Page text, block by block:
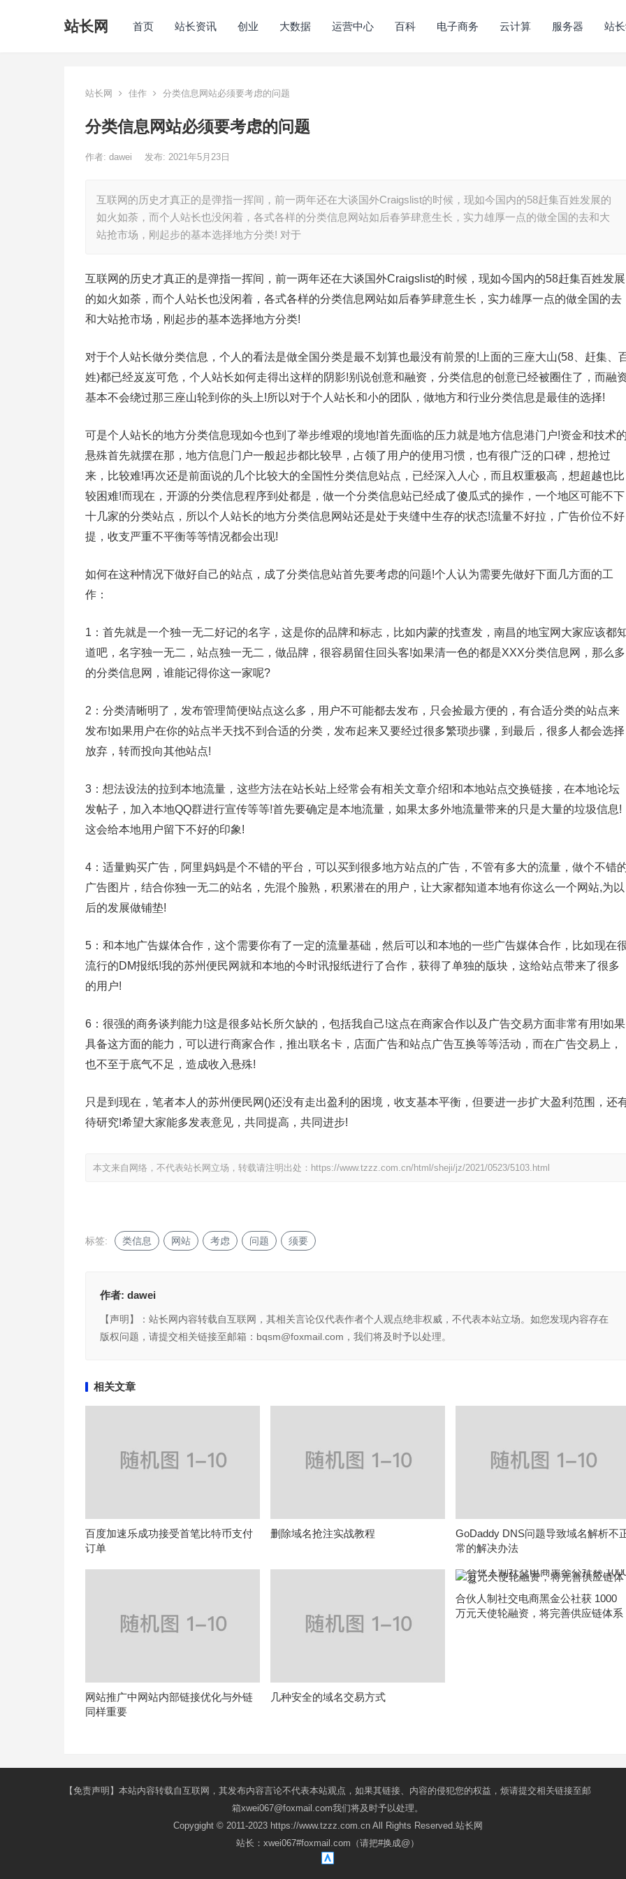
站长网 首页 站长资讯 创业 大数据 运营中心 百科 电子商务 云计算 服务器 站
站长网 佳作 分类信息网站必须要考虑的问题
分类信息网站必须要考虑的问题
作者: dawei 发布: 2021年5月23日
互联网的历史才真正的是弹指一挥间，前一两年还在大谈国外Craigslist的时候，现如今国内的58赶集百姓发展的
如火如荼，而个人站长也没闲着，各式各样的分类信息网站如后春笋肆意生长，实力雄厚一点的做全国的去和大
站抢市场，刚起步的基本选择地方分类! 对于
互联网的历史才真正的是弹指一挥间，前一两年还在大谈国外Craigslist的时候，现如今国内的58赶集百姓发展
的如火如荼，而个人站长也没闲着，各式各样的分类信息网站如后春笋肆意生长，实力雄厚一点的做全国的去
和大站抢市场，刚起步的基本选择地方分类!
对于个人站长做分类信息，个人的看法是做全国分类是最不划算也最没有前景的!上面的三座大山(58、赶集、
姓)都已经岌岌可危，个人站长如何走得出这样的阴影!别说创意和融资，分类信息的创意已经被圈住了，而融
基本不会绕过那三座山轮到你的头上!所以对于个人站长和小的团队，做地方和行业分类信息是最佳的选择!
可是个人站长的地方分类信息现如今也到了举步维艰的境地!首先面临的压力就是地方信息港门户!资金和技术
悬殊首先就摆在那，地方信息门户一般起步都比较早，占领了用户的使用习惯，也有很广泛的口碑，想抢过
来，比较难!再次还是前面说的几个比较大的全国性分类信息站点，已经深入人心，而且权重极高，想超越也比
较困难!而现在，开源的分类信息程序到处都是，做一个分类信息站已经成了傻瓜式的操作，一个地区可能不下
十几家的分类站点，所以个人站长的地方分类信息网站还是处于夹缝中生存的状态!流量不好拉，广告价位不好
提，收支严重不平衡等等情况都会出现!
如何在这种情况下做好自己的站点，成了分类信息站首先要考虑的问题!个人认为需要先做好下面几方面的工
作：
1：首先就是一个独一无二好记的名字，这是你的品牌和标志，比如内蒙的找查发，南昌的地宝网大家应该都
道吧，名字独一无二，站点独一无二，做品牌，很容易留住回头客!如果清一色的都是XXX分类信息网，那么多
的分类信息网，谁能记得你这一家呢?
2：分类清晰明了，发布管理简便!站点这么多，用户不可能都去发布，只会捡最方便的，有合适分类的站点来
发布!如果用户在你的站点半天找不到合适的分类，发布起来又要经过很多繁琐步骤，到最后，很多人都会选择
放弃，转而投向其他站点!
3：想法设法的拉到本地流量，这些方法在站长站上经常会有相关文章介绍!和本地站点交换链接，在本地论坛
发帖子，加入本地QQ群进行宣传等等!首先要确定是本地流量，如果太多外地流量带来的只是大量的垃圾信息!
这会给本地用户留下不好的印象!
4：适量购买广告，阿里妈妈是个不错的平台，可以买到很多地方站点的广告，不管有多大的流量，做个不错
广告图片，结合你独一无二的站名，先混个脸熟，积累潜在的用户，让大家都知道本地有你这么一个网站,为以
后的发展做铺垫!
5：和本地广告媒体合作，这个需要你有了一定的流量基础，然后可以和本地的一些广告媒体合作，比如现在
流行的DM报纸!我的苏州便民网就和本地的今时讯报纸进行了合作，获得了单独的版块，这给站点带来了很多
的用户!
6：很强的商务谈判能力!这是很多站长所欠缺的，包括我自己!这点在商家合作以及广告交易方面非常有用!如果
具备这方面的能力，可以进行商家合作，推出联名卡，店面广告和站点广告互换等等活动，而在广告交易上，
也不至于底气不足，造成收入悬殊!
只是到现在，笔者本人的苏州便民网()还没有走出盈利的困境，收支基本平衡，但要进一步扩大盈利范围，还
待研究!希望大家能多发表意见，共同提高，共同进步!
本文来自网络，不代表站长网立场，转载请注明出处： https://www.tzzz.com.cn/html/sheji/jz/2021/0523/5103.html
标签: 类信息 网站 考虑 问题 须要
作者: dawei
【声明】：站长网内容转载自互联网，其相关言论仅代表作者个人观点绝非权威，不代表本站立场。如您发现内容存在
版权问题，请提交相关链接至邮箱：bqsm@foxmail.com，我们将及时予以处理。
相关文章
百度加速乐成功接受首笔比特币支付
订单
删除域名抢注实战教程
GoDaddy DNS问题导致域名解析不
常的解决办法
网站推广中网站内部链接优化与外链
同样重要
几种安全的域名交易方式
合伙人制社交电商黑金公社获 1000
万元天使轮融资，将完善供应链体系
【免责声明】本站内容转载自互联网，其发布内容言论不代表本站观点，如果其链接、内容的侵犯您的权益，烦请提交相关链接至邮
箱xwei067@foxmail.com我们将及时予以处理。
Copygight © 2011-2023 https://www.tzzz.com.cn All Rights Reserved.站长网
站长：xwei067#foxmail.com（请把#换成@）